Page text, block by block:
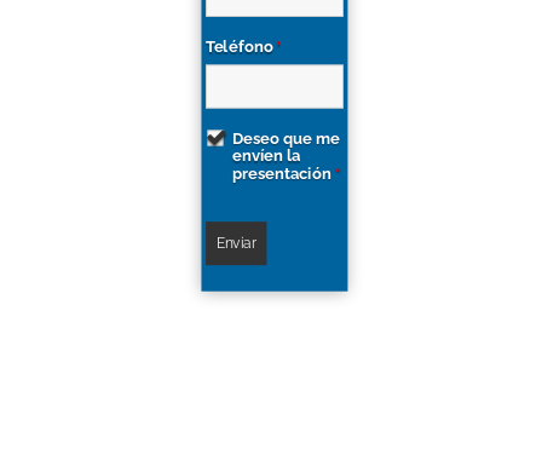
Teléfono*
Deseo que me
envíen la
presentación*